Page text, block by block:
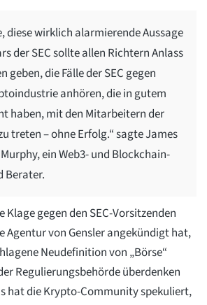
diese wirklich alarmierende Aussage
der SEC sollte allen Richtern Anlass
geben, die Fälle der SEC gegen
anhören, die in gutem
haben, mit den Mitarbeitern der
treten – ohne Erfolg.“ sagte James
ein Web3- und Blockchain-
Berater.
Klage gegen den SEC-Vorsitzenden
Agentur von Gensler angekündigt hat,
Neudefinition von „Börse“
Regulierungsbehörde überdenken
hat die Krypto-Community spekuliert,